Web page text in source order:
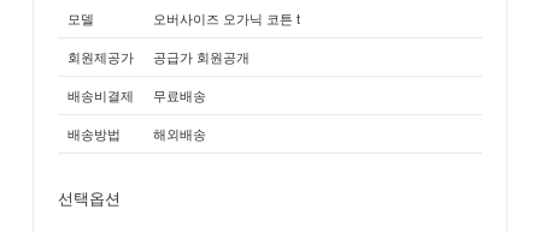
모델
오버사이즈 오가닉 코튼 t
회원제공가
공급가 회원공개
배송비결제
무료배송
배송방법
해외배송
선택옵션